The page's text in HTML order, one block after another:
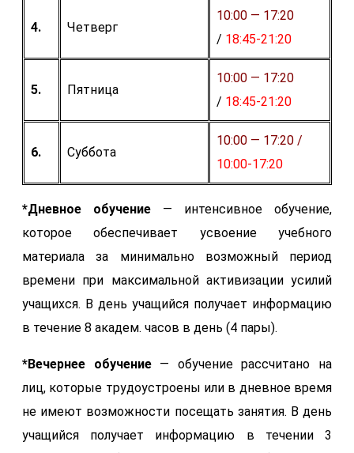
4. Четверг
10:00 — 17:20
/ 18:45-21:20
5. Пятница
10:00 — 17:20
/ 18:45-21:20
6. Суббота
10:00 — 17:20 /
10:00-17:20
*Дневное обучение — интенсивное обучение,
которое обеспечивает усвоение учебного
материала за минимально возможный период
времени при максимальной активизации усилий
учащихся. В день учащийся получает информацию
в течение 8 академ. часов в день (4 пары).
*Вечернее обучение — обучение рассчитано на
лиц, которые трудоустроены или в дневное время
не имеют возможности посещать занятия. В день
учащийся получает информацию в течении 3